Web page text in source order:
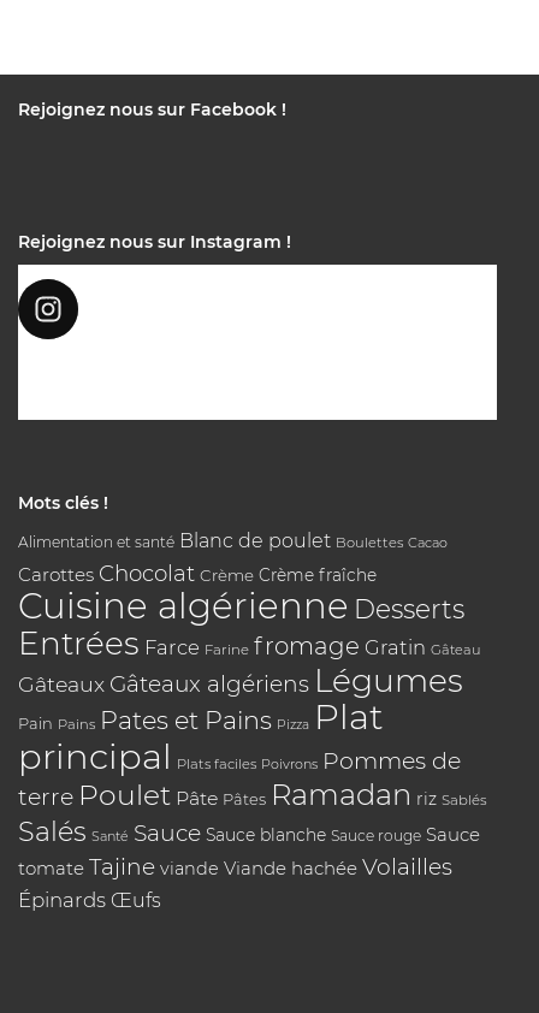
Rejoignez nous sur Facebook !
Rejoignez nous sur Instagram !
Mots clés !
Alimentation et santé Blanc de poulet Boulettes Cacao
Carottes Chocolat Crème Crème fraîche
Cuisine algérienne Desserts
Entrées Farce Farine fromage Gratin Gâteau
Gâteaux Gâteaux algériens Légumes
Pain Pains Pates et Pains Pizza Plat
principal Plats faciles Poivrons Pommes de
terre Poulet Pâte Pâtes Ramadan riz Sablés
Salés Santé Sauce Sauce blanche Sauce rouge Sauce
tomate Tajine viande Viande hachée Volailles
Épinards Œufs